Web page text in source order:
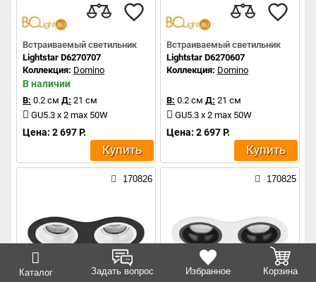
Каталог Задать вопрос Избранное Корзина
Встраиваемый светильник
Lightstar D6270707
Коллекция: Domino
В наличии
В: 0.2 см Д: 21 см
GU5.3 x 2 max 50W
Цена: 2 697 Р.
Купить
Встраиваемый светильник
Lightstar D6270607
Коллекция: Domino
В: 0.2 см Д: 21 см
GU5.3 x 2 max 50W
Цена: 2 697 Р.
Купить
170826 170825